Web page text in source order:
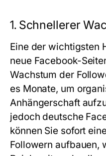
1. Schnellerer
Eine der wichtigsten
neue Facebook-
Wachstum der
es Monate, um
Anhängerschaft
jedoch deutsche
können Sie sofort
Followern aufbauen,